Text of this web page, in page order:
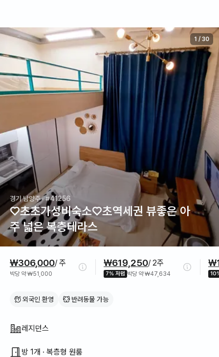
경기 남양주· #41256
♡초초가성비숙소♡초역세권 뷰좋은 아
주 넓은 복층테라스
1 / 30
₩306,000/ 주
박당 약 ₩51,000
₩619,250/ 2주
7% 저렴 박당 약 ₩47,634
외국인 환영 반려동물 가능
집 구조
레지던스
방 1개 · 복층형 원룸